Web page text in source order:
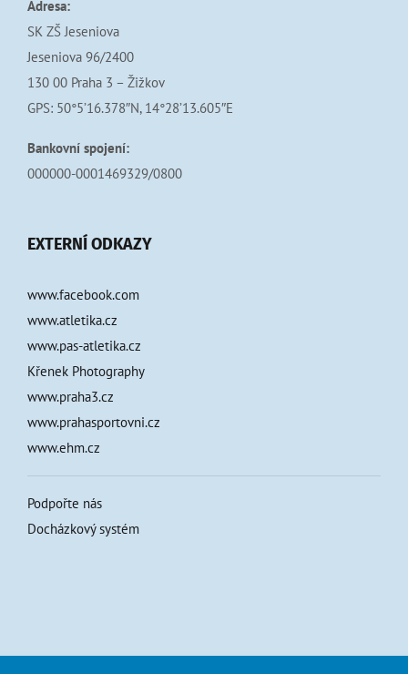
Adresa:
SK ZŠ Jeseniova
Jeseniova 96/2400
130 00 Praha 3 – Žižkov
GPS: 50°5’16.378″N, 14°28’13.605″E
Bankovní spojení:
000000-0001469329/0800
EXTERNÍ ODKAZY
www.facebook.com
www.atletika.cz
www.pas-atletika.cz
Křenek Photography
www.praha3.cz
www.prahasportovni.cz
www.ehm.cz
Podpořte nás
Docházkový systém